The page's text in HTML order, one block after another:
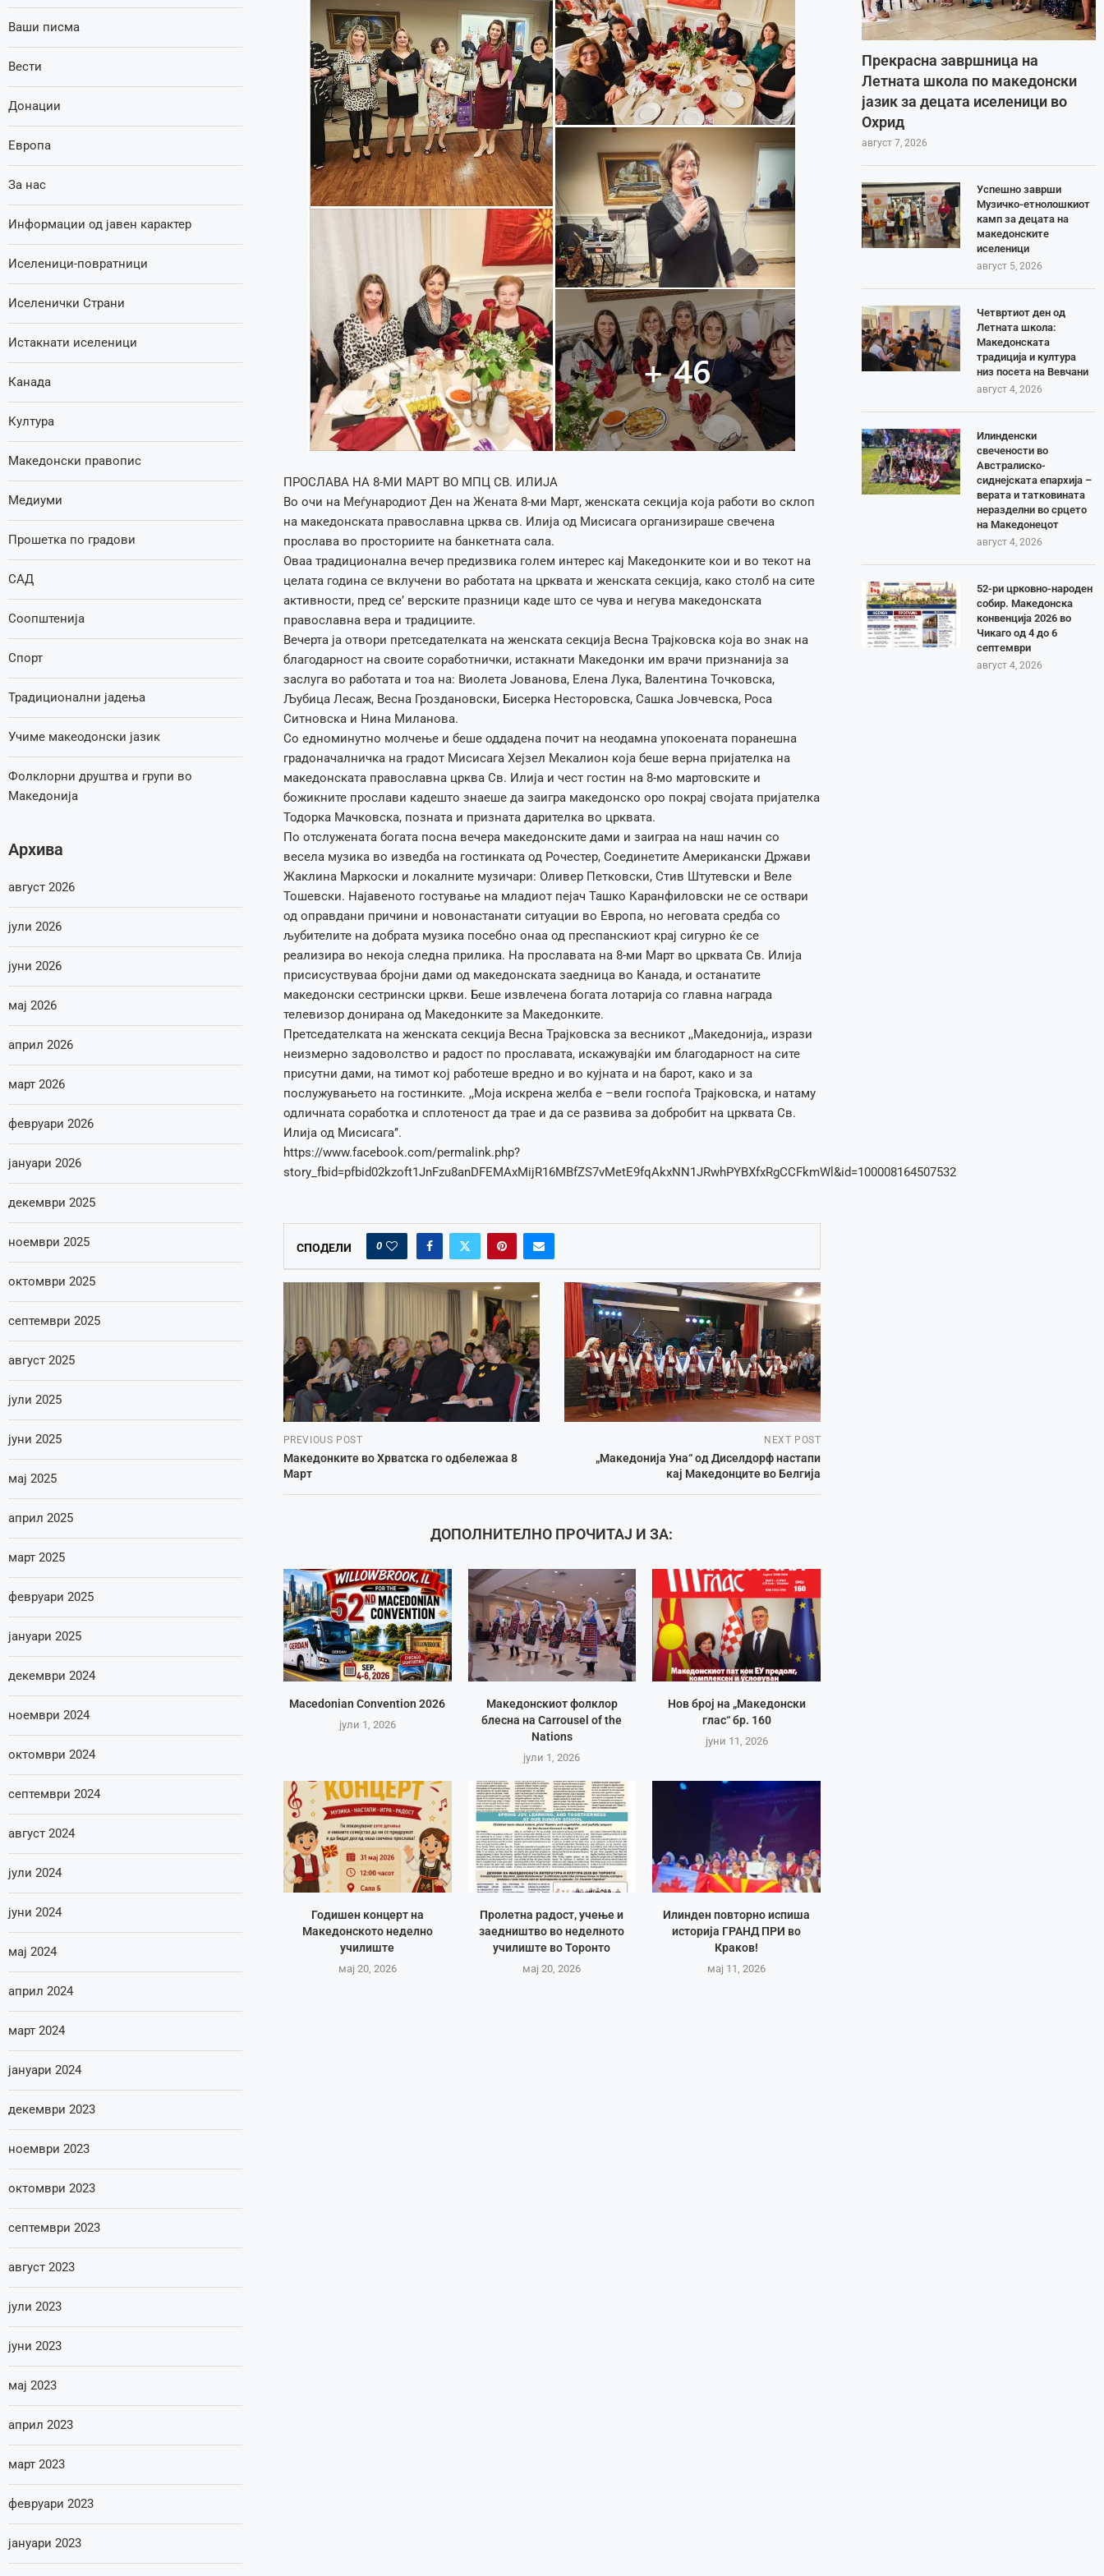
ПРОСЛАВА НА 8-МИ МАРТ ВО МПЦ СВ. ИЛИЈА
Во очи на Меѓународиот Ден на Жената 8-ми Март, женската секција која работи во склоп
на македонската православна црква св. Илија од Мисисага организираше свечена
прослава во просториите на банкетната сала.
Оваа традиционална вечер предизвика голем интерес кај Македонките кои и во текот на
целата година се вклучени во работата на црквата и женската секција, како столб на сите
активности, пред се’ верските празници каде што се чува и негува македонската
православна вера и традициите.
Вечерта ја отвори претседателката на женската секција Весна Трајковска која во знак на
благодарност на своите соработнички, истакнати Македонки им врачи признанија за
заслуга во работата и тоа на: Виолета Јованова, Елена Лука, Валентина Точковска,
Љубица Лесаж, Весна Гроздановски, Бисерка Несторовска, Сашка Јовчевска, Роса
Ситновска и Нина Миланова.
Со едноминутно молчење и беше оддадена почит на неодамна упокоената поранешна
градоначалничка на градот Мисисага Хејзел Мекалион која беше верна пријателка на
македонската православна црква Св. Илија и чест гостин на 8-мо мартовските и
божикните прослави кадешто знаеше да заигра македонско оро покрај својата пријателка
Тодорка Мачковска, позната и призната дарителка во црквата.
По отслужената богата посна вечера македонските дами и заиграа на наш начин со
весела музика во изведба на гостинката од Рочестер, Соединетите Американски Држави
Жаклина Маркоски и локалните музичари: Оливер Петковски, Стив Штутевски и Веле
Тошевски. Најавеното гостување на младиот пејач Ташко Каранфиловски не се оствари
од оправдани причини и новонастанати ситуации во Европа, но неговата средба со
љубителите на добрата музика посебно онаа од преспанскиот крај сигурно ќе се
реализира во некоја следна прилика. На прославата на 8-ми Март во црквата Св. Илија
присисуствуваа бројни дами од македонската заедница во Канада, и останатите
македонски сестрински цркви. Беше извлечена богата лотарија со главна награда
телевизор донирана од Македонките за Македонките.
Претседателката на женската секција Весна Трајковска за весникот ,,Македонија,, изрази
неизмерно задоволство и радост по прославата, искажувајќи им благодарност на сите
присутни дами, на тимот кој работеше вредно и во кујната и на барот, како и за
послужувањето на гостинките. ,,Моја искрена желба е –вели госпоѓа Трајковска, и натаму
одличната соработка и сплотеност да трае и да се развива за добробит на црквата Св.
Илија од Мисисага’’.
https://www.facebook.com/permalink.php?
story_fbid=pfbid02kzoft1JnFzu8anDFEMAxMijR16MBfZS7vMetE9fqAkxNN1JRwhPYBXfxRgCCFkmWl&id=100008164507532
СПОДЕЛИ 0
PREVIOUS POST
Македонките во Хрватска го одбележаа 8
Март
NEXT POST
„Македонија Уна“ од Диселдорф настапи
кај Македонците во Белгија
ДОПОЛНИТЕЛНО ПРОЧИТАЈ И ЗА:
Macedonian Convention 2026
јули 1, 2026
Македонскиот фолклор
блесна на Carrousel of the
Nations
јули 1, 2026
Нов број на „Македонски
глас“ бр. 160
јуни 11, 2026
Годишен концерт на
Македонското неделно
училиште
мај 20, 2026
Пролетна радост, учење и
заедништво во неделното
училиште во Торонто
мај 20, 2026
Илинден повторно испиша
историја ГРАНД ПРИ во
Краков!
мај 11, 2026
Прекрасна завршница на
Летната школа по македонски
јазик за децата иселеници во
Охрид
август 7, 2026
Успешно заврши
Музичко-етнолошкиот
камп за децата на
македонските
иселеници
август 5, 2026
Четвртиот ден од
Летната школа:
Македонската
традиција и култура
низ посета на Вевчани
август 4, 2026
Илинденски
свечености во
Австралиско-
сиднејската епархија –
верата и татковината
неразделни во срцето
на Македонецот
август 4, 2026
52-ри црковно-народен
собир. Македонска
конвенција 2026 во
Чикаго од 4 до 6
септември
август 4, 2026
Ваши писма
Вести
Донации
Европа
За нас
Информации од јавен карактер
Иселеници-повратници
Иселенички Страни
Истакнати иселеници
Канада
Култура
Македонски правопис
Медиуми
Прошетка по градови
САД
Соопштенија
Спорт
Традиционални јадења
Учиме макеодонски јазик
Фолклорни друштва и групи во
Македонија
Архива
август 2026
јули 2026
јуни 2026
мај 2026
април 2026
март 2026
февруари 2026
јануари 2026
декември 2025
ноември 2025
октомври 2025
септември 2025
август 2025
јули 2025
јуни 2025
мај 2025
април 2025
март 2025
февруари 2025
јануари 2025
декември 2024
ноември 2024
октомври 2024
септември 2024
август 2024
јули 2024
јуни 2024
мај 2024
април 2024
март 2024
јануари 2024
декември 2023
ноември 2023
октомври 2023
септември 2023
август 2023
јули 2023
јуни 2023
мај 2023
април 2023
март 2023
февруари 2023
јануари 2023